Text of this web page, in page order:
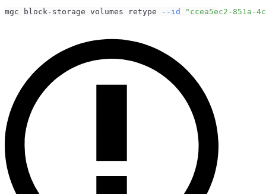
mgc block-storage volumes retype --id "ccea5ec2-851a-